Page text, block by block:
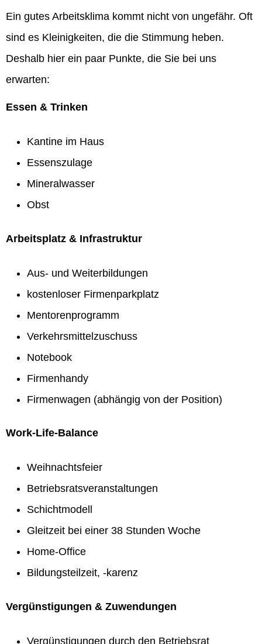
Ein gutes Arbeitsklima kommt nicht von ungefähr. Oft
sind es Kleinigkeiten, die die Stimmung heben.
Deshalb hier ein paar Punkte, die Sie bei uns
erwarten:
Essen & Trinken
Kantine im Haus
Essenszulage
Mineralwasser
Obst
Arbeitsplatz & Infrastruktur
Aus- und Weiterbildungen
kostenloser Firmenparkplatz
Mentorenprogramm
Verkehrsmittelzuschuss
Notebook
Firmenhandy
Firmenwagen (abhängig von der Position)
Work-Life-Balance
Weihnachtsfeier
Betriebsratsveranstaltungen
Schichtmodell
Gleitzeit bei einer 38 Stunden Woche
Home-Office
Bildungsteilzeit, -karenz
Vergünstigungen & Zuwendungen
Vergünstigungen durch den Betriebsrat